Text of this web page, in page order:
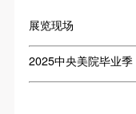
展览现场
2025中央美院毕业季
序、维护美术馆场
衍生品的安全。活
破坏。活动中任何
序、维护美术馆场
衍生品的安全。活
破坏。活动中任何
序、维护美术馆场
衍生品的安全。活
破坏。活动中任何